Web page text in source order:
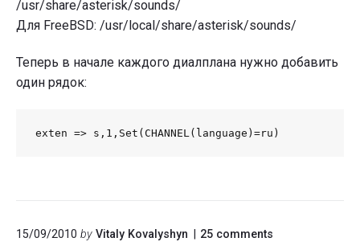
/usr/share/asterisk/sounds/
Для FreeBSD: /usr/local/share/asterisk/sounds/
Теперь в начале каждого диалплана нужно добавить
один рядок:
exten => s,1,Set(CHANNEL(language)=ru)
15/09/2010 by Vitaly Kovalyshyn 25 comments